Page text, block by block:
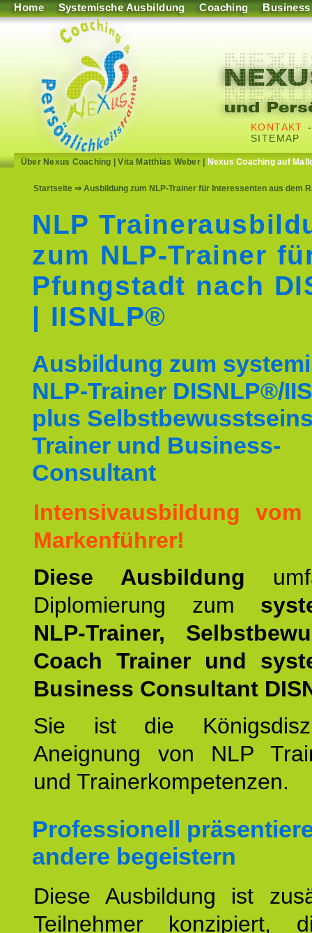
Home Systemische Ausbildung Coaching Business
KONTAKT
SITEMAP
Über Nexus Coaching |Vita Matthias Weber| Nexus Coaching auf
Startseite ⇒ Ausbildung zum NLP-Trainer für Interessenten aus dem
NLP
zum NLP-Trainer
Pfungstadt nach
| IISNLP®
Ausbildung zum
NLP-Trainer DISNLP®/
plus
Trainer und Business-
Consultant
Intensivausbildung vom
Markenführer!
Diese Ausbildung
Diplomierung zum
NLP-Trainer,
Coach Trainer und
Business Consultant
Sie ist die
Aneignung von NLP
und Trainerkompetenzen.
Professionell
andere begeistern
Diese Ausbildung ist
Teilnehmer konzipiert,